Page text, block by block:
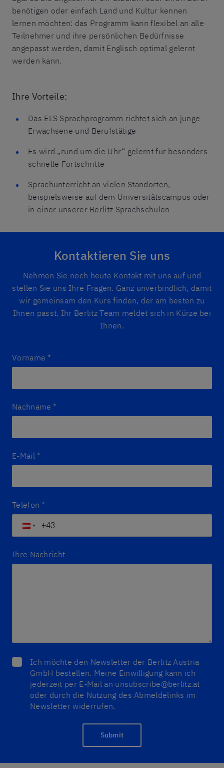
benötigen oder einfach Land und Kultur kennen
lernen möchten: das Programm kann flexibel an alle
Teilnehmer und ihre persönlichen Bedürfnisse
angepasst werden, damit Englisch optimal gelernt
werden kann.
Ihre Vorteile:
Das ELS Sprachprogramm richtet sich an junge
Erwachsene und Berufstätige
Es wird „rund um die Uhr“ gelernt für besonders
schnelle Fortschritte
Sprachunterricht an vielen Standorten,
beispielsweise auf dem Universitätscampus oder
in einer unserer Berlitz Sprachschulen
Kontaktieren Sie uns
Nehmen Sie noch heute Kontakt mit uns auf und
stellen Sie uns Ihre Fragen. Ganz unverbindlich, damit
wir gemeinsam den Kurs finden, der am besten zu
Ihnen passt. Ihr Berlitz Team meldet sich in Kürze bei
Ihnen.
Vorname *
Nachname *
E-Mail *
Telefon *
Ihre Nachricht
Ich möchte den Newsletter der Berlitz Austria
GmbH bestellen. Meine Einwilligung kann ich
jederzeit per E-Mail an unsubscribe@berlitz.at
oder durch die Nutzung des Abmeldelinks im
Newsletter widerrufen.
Submit